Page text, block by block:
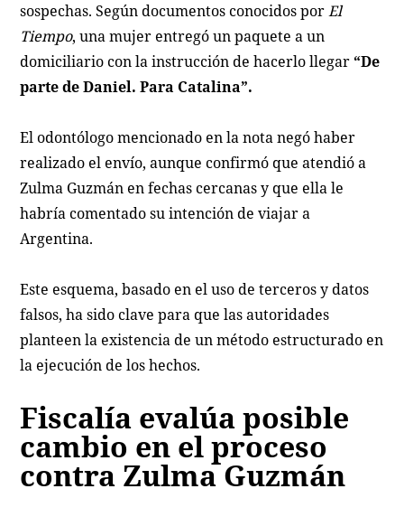
sospechas. Según documentos conocidos porEl
Tiempo, una mujer entregó un paquete a un
domiciliario con la instrucción de hacerlo llegar “De
parte de Daniel. Para Catalina”.
El odontólogo mencionado en la nota negó haber
realizado el envío, aunque confirmó que atendió a
Zulma Guzmán en fechas cercanas y que ella le
habría comentado su intención de viajar a
Argentina.
Este esquema, basado en el uso de terceros y datos
falsos, ha sido clave para que las autoridades
planteen la existencia de un método estructurado en
la ejecución de los hechos.
Fiscalía evalúa posible
cambio en el proceso
contra Zulma Guzmán